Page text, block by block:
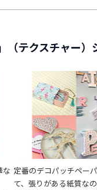
（テクスチャー）
な 定番のデコパッチペー
て、張りがある紙質な